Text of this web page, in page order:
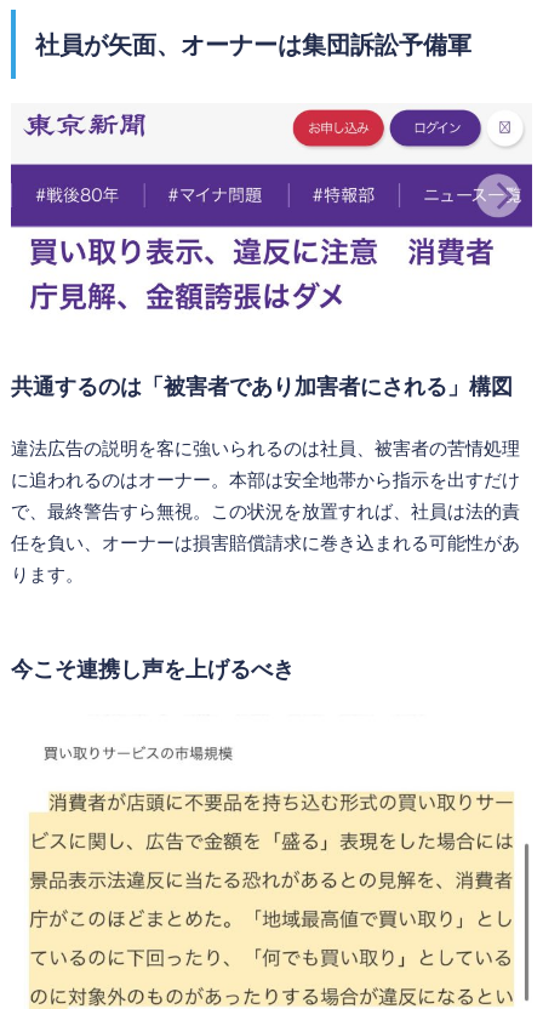
社員が矢面、オーナーは集団訴訟予備軍
共通するのは「被害者であり加害者にされる」構図
違法広告の説明を客に強いられるのは社員、被害者の苦情処理
に追われるのはオーナー。本部は安全地帯から指示を出すだけ
で、最終警告すら無視。この状況を放置すれば、社員は法的責
任を負い、オーナーは損害賠償請求に巻き込まれる可能性があ
ります。
今こそ連携し声を上げるべき